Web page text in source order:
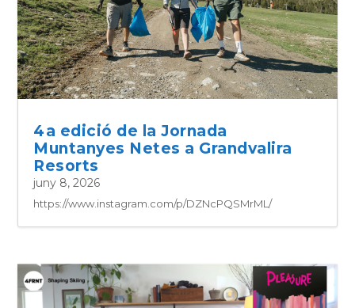
4a edició de la Jornada
Muntanyes Netes a Grandvalira
Resorts
juny 8, 2026
https://www.instagram.com/p/DZNcPQSMrML/